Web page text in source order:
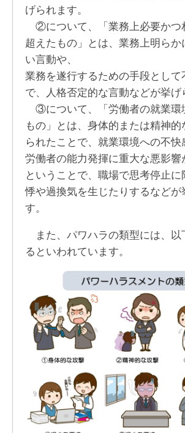
げられます。
②について、「業務上必要かつ
超えたもの」とは、業務上明らか
い言動や、
業務を遂行するための手段として
で、人格否定的な言動などが挙げ
③について、「労働者の就業環
もの」とは、身体的または精神的
られたことで、就業環境への不快
労働者の能力発揮に重大な悪影響
ということで、職場で思考停止に
悸や過換気を生じたりするなどが
す。
また、パワハラの類型には、以
るといわれています。